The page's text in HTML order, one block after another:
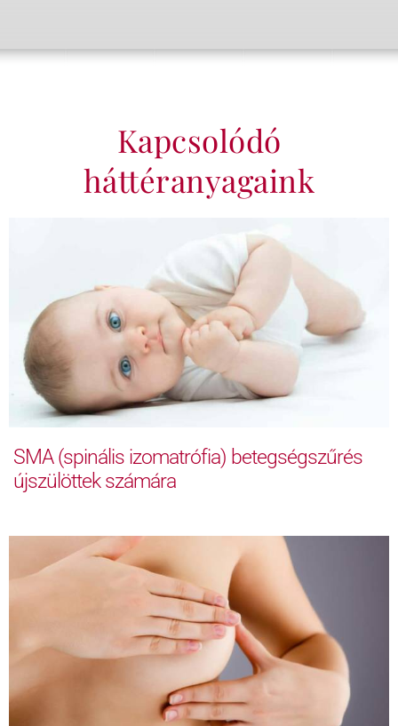
Kapcsolódó
háttéranyagaink
SMA (spinális izomatrófia) betegségszűrés
újszülöttek számára